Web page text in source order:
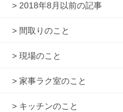
> 2018年8月以前の記事
> 間取りのこと
> 現場のこと
> 家事ラク室のこと
> キッチンのこと